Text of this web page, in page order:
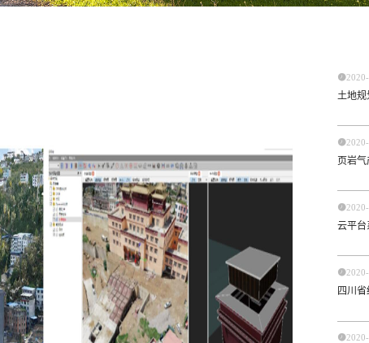

土地规

页岩

云平台

四川
